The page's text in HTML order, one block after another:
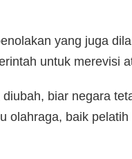
yang juga
untuk merevisi
diubah, biar negara
olahraga, baik